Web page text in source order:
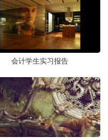
会计学生实习报告